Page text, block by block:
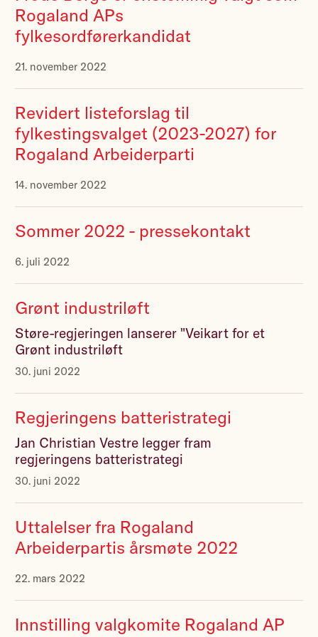
Rogaland APs
fylkesordførerkandidat
21. november 2022
Revidert listeforslag til
fylkestingsvalget (2023-2027) for
Rogaland Arbeiderparti
14. november 2022
Sommer 2022 - pressekontakt
6. juli 2022
Grønt industriløft
30. juni 2022
Støre-regjeringen lanserer "Veikart for et
Grønt industriløft
Regjeringens batteristrategi
30. juni 2022
Jan Christian Vestre legger fram
regjeringens batteristrategi
Uttalelser fra Rogaland
Arbeiderpartis årsmøte 2022
22. mars 2022
Innstilling valgkomite Rogaland AP